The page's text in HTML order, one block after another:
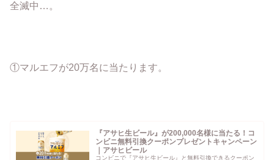
全滅中…。
①マルエフが20万名に当たります。
『アサヒ生ビール』が200,000名様に当たる！コ
ンビニ無料引換クーポンプレゼントキャンペーン
｜アサヒビール
コンビニで『アサヒ生ビール』と無料引換できるクーポン